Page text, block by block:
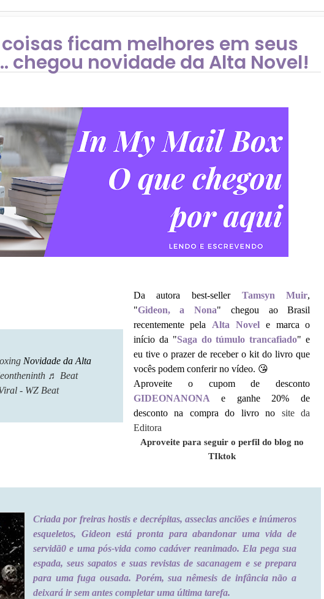
ficam melhores em seus
chegou novidade da Alta Novel!
Novidade da Alta
♬ Beat
- WZ Beat
Da autora best-seller Tamsyn Muir,
"Gideon, a Nona" chegou ao Brasil
recentemente pela Alta Novel e marca o
início da "Saga do túmulo trancafiado" e
eu tive o prazer de receber o kit do livro que
vocês podem conferir no vídeo. 😘
Aproveite o cupom de desconto
GIDEONANONA e ganhe 20% de
desconto na compra do livro no site da
Editora
Aproveite para seguir o perfil do blog no
TIktok
Criada por freiras hostis e decrépitas, asseclas anciões e inúmeros
esqueletos, Gideon está pronta para abandonar uma vida de
servidã0 e uma pós-vida como cadáver reanimado. Ela pega sua
espada, seus sapatos e suas revistas de sacanagem e se prepara
para uma fuga ousada. Porém, sua nêmesis de infância não a
deixará ir sem antes completar uma última tarefa.